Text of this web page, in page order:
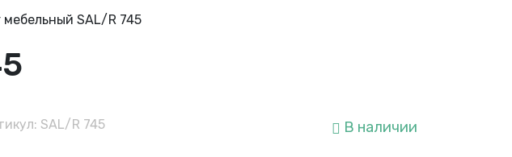
SAL/R 745
SAL/R 745 В наличии